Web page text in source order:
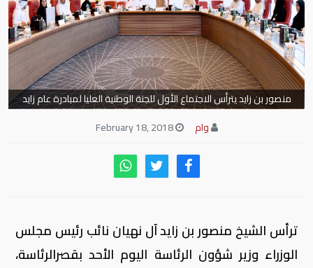
منصور بن زايد يترأس الاجتماع الأول للجنة الوطنية العليا لمبادرة عام زايد
وام
February 18, 2018
ترأس الشيخ منصور بن زايد آل نهيان نائب رئيس مجلس
الوزراء وزير شؤون الرئاسة اليوم الأحد بقصرالرئاسة،